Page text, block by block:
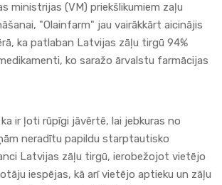
ministrijas (VM) priekšlikumiem zaļu
"Olainfarm" jau vairākkārt aicinājis
ka patlaban Latvijas zāļu tirgū 94%
ko saražo ārvalstu farmācijas
ir ļoti rūpīgi jāvērtē, lai jebkuras no
neradītu papildu starptautisko
Latvijas zāļu tirgū, ierobežojot vietējo
iespējas, kā arī vietējo aptieku un zāļu